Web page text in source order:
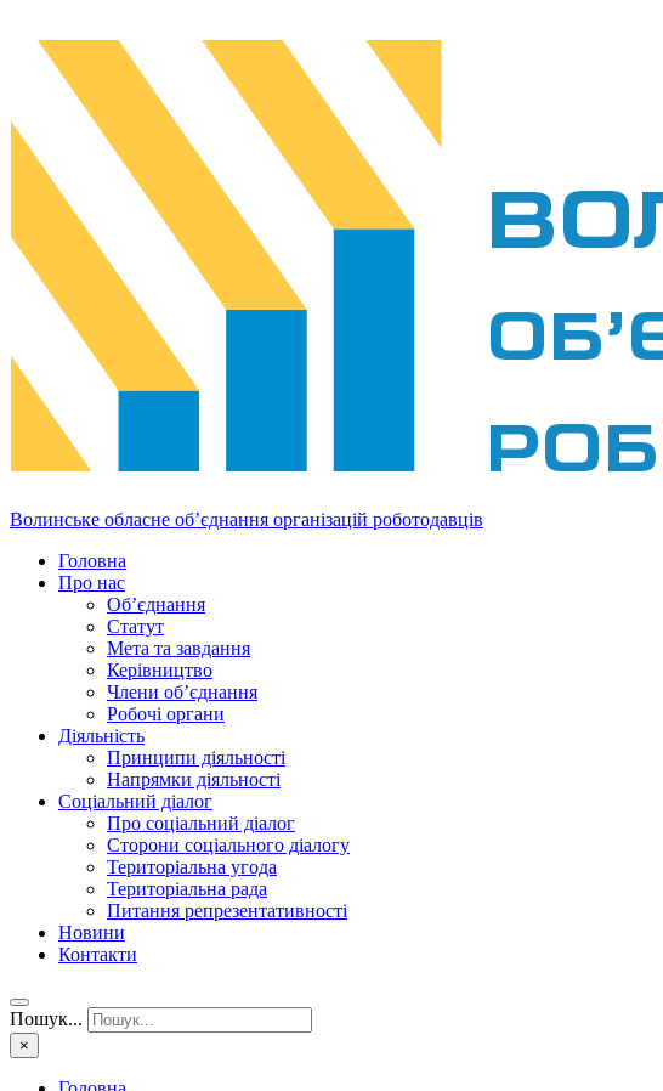
Волинське обласне об’єднання організацій роботодавців
Головна
Про нас
Об’єднання
Статут
Мета та завдання
Керівництво
Члени об’єднання
Робочі органи
Діяльність
Принципи діяльності
Напрямки діяльності
Соціальний діалог
Про соціальний діалог
Сторони соціального діалогу
Територіальна угода
Територіальна рада
Питання репрезентативності
Новини
Контакти
Пошук...
×